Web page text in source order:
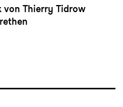
von Thierry Tidrow